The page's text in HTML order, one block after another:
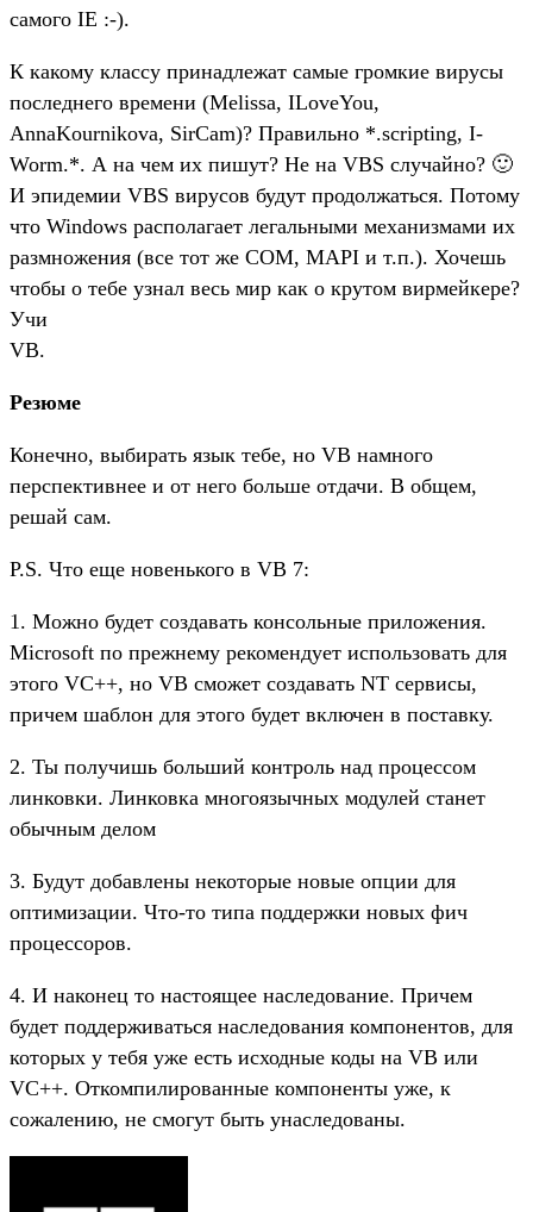
самого IE :-).
К какому классу принадлежат самые громкие вирусы
последнего времени (Melissa, ILoveYou,
AnnaKournikova, SirCam)? Правильно *.scripting, I-
Worm.*. А на чем их пишут? Не на VBS случайно? 🙂
И эпидемии VBS вирусов будут продолжаться. Потому
что Windows располагает легальными механизмами их
размножения (все тот же COM, MAPI и т.п.). Хочешь
чтобы о тебе узнал весь мир как о крутом вирмейкере?
Учи
VB.
Резюме
Конечно, выбирать язык тебе, но VB намного
перспективнее и от него больше отдачи. В общем,
решай сам.
P.S. Что еще новенького в VB 7:
1. Можно будет создавать консольные приложения.
Microsoft по прежнему рекомендует использовать для
этого VC++, но VB сможет создавать NT сервисы,
причем шаблон для этого будет включен в поставку.
2. Ты получишь больший контроль над процессом
линковки. Линковка многоязычных модулей станет
обычным делом
3. Будут добавлены некоторые новые опции для
оптимизации. Что-то типа поддержки новых фич
процессоров.
4. И наконец то настоящее наследование. Причем
будет поддерживаться наследования компонентов, для
которых у тебя уже есть исходные коды на VB или
VC++. Откомпилированные компоненты уже, к
сожалению, не смогут быть унаследованы.